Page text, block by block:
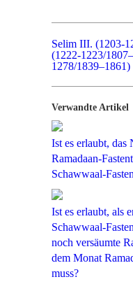
Selim III. (1203-
(1222-1223/
1278/1839–1861)
Verwandte Artikel
Ist es erlaubt, das
Ramadaan-
Schawwaal-
Ist es erlaubt, als
Schawwaal-
noch versäumte
dem Monat
muss?